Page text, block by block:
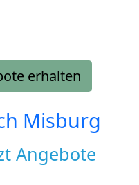
erhalten
Misburg
Angebote